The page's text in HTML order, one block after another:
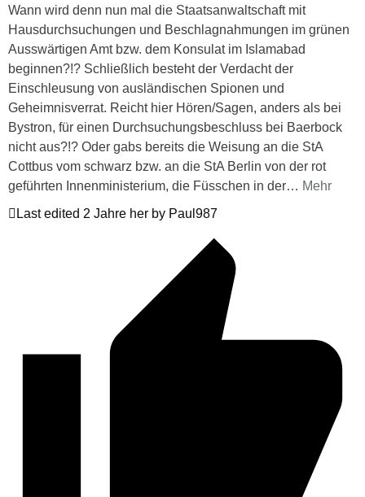
Wann wird denn nun mal die Staatsanwaltschaft mit
Hausdurchsuchungen und Beschlagnahmungen im grünen
Ausswärtigen Amt bzw. dem Konsulat im Islamabad
beginnen?!? Schließlich besteht der Verdacht der
Einschleusung von ausländischen Spionen und
Geheimnisverrat. Reicht hier Hören/Sagen, anders als bei
Bystron, für einen Durchsuchungsbeschluss bei Baerbock
nicht aus?!? Oder gabs bereits die Weisung an die StA
Cottbus vom schwarz bzw. an die StA Berlin von der rot
geführten Innenministerium, die Füsschen in der… Mehr
Last edited 2 Jahre her by Paul987